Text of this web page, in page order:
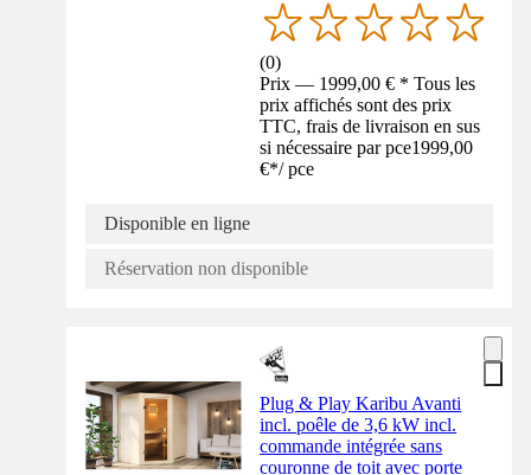
(0)
Prix — 1999,00 € * Tous les
prix affichés sont des prix
TTC, frais de livraison en sus
si nécessaire par pce1999,00
€*/ pce
Disponible en ligne
Réservation non disponible
Plug & Play Karibu Avanti
incl. poêle de 3,6 kW incl.
commande intégrée sans
couronne de toit avec porte